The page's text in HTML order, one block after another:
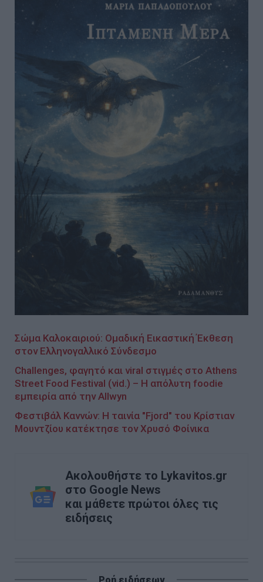
Σώμα Καλοκαιριού: Ομαδική Εικαστική Έκθεση
στον Ελληνογαλλικό Σύνδεσμο
Challenges, φαγητό και viral στιγμές στο Athens
Street Food Festival (vid.) – Η απόλυτη foodie
εμπειρία από την Allwyn
Φεστιβάλ Καννών: Η ταινία "Fjord" του Κρίστιαν
Μουντζίου κατέκτησε τον Χρυσό Φοίνικα
Ακολουθήστε το Lykavitos.gr
στο Google News
και μάθετε πρώτοι όλες τις
ειδήσεις